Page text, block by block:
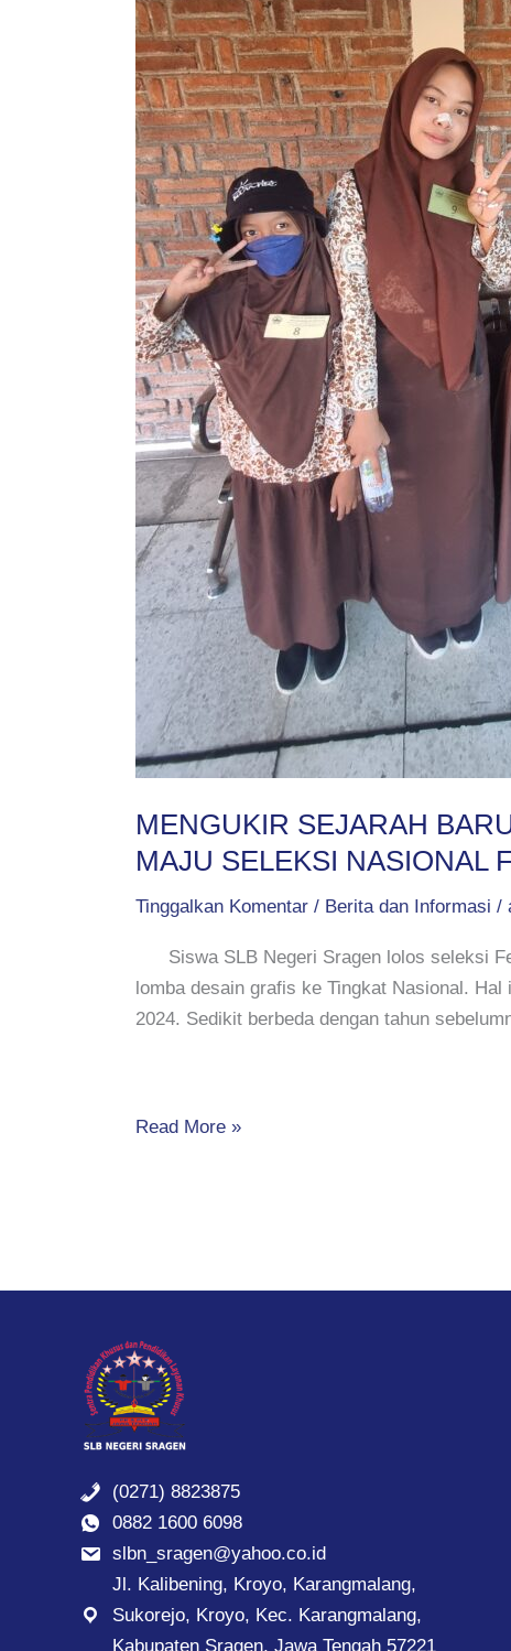
MENGUKIR SEJARAH
MAJU SELEKSI NASIONAL
Tinggalkan Komentar / Berita dan Informasi /
Siswa SLB Negeri Sragen lolos seleksi
lomba desain grafis ke Tingkat Nasional.
2024. Sedikit berbeda dengan tahun
SELEKSI
NASIONAL
FLS2N
Read More »
(0271) 8823875
0882 1600 6098
slbn_sragen@yahoo.co.id
Jl. Kalibening, Kroyo, Karangmalang,
Sukorejo, Kroyo, Kec. Karangmalang,
Kabupaten Sragen, Jawa Tengah 57221